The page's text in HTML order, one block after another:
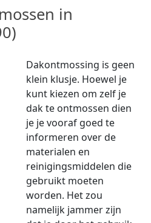
in
Dakontmossing is geen
klein klusje. Hoewel je
kunt kiezen om zelf je
dak te ontmossen dien
je je vooraf goed te
informeren over de
materialen en
reinigingsmiddelen die
gebruikt moeten
worden. Het zou
namelijk jammer zijn